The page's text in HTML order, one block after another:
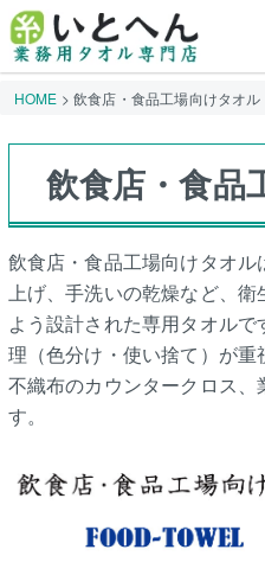
HOME 飲食店・食品工場向けタオル
飲食店・食品
飲食店・食品工場向けタオ
上げ、手洗いの乾燥など、
よう設計された専用タオル
理（色分け・使い捨て）が重
不織布のカウンタークロス
す。